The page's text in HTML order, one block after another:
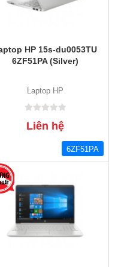
HP 15s-du0053TU
6ZF51PA (Silver)
Laptop HP
Liên hệ
6ZF51PA